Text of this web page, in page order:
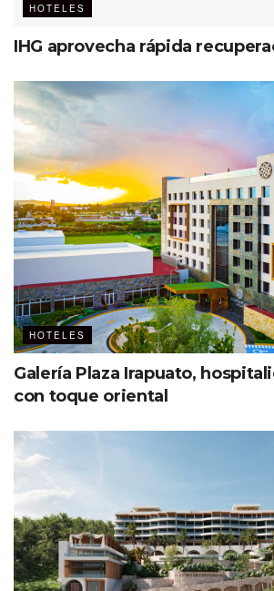
HOTELES
IHG aprovecha rápida
HOTELES
Galería Plaza Irapuato,
con toque oriental